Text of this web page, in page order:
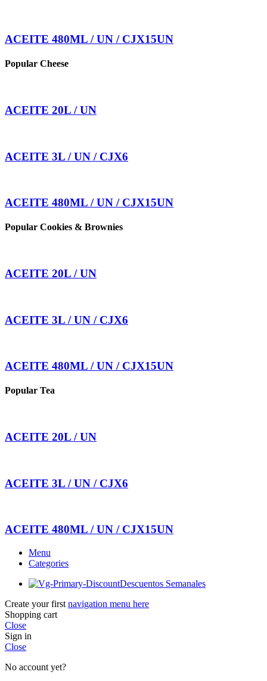
ACEITE 480ML / UN / CJX15UN
Popular Cheese
ACEITE 20L / UN
ACEITE 3L / UN / CJX6
ACEITE 480ML / UN / CJX15UN
Popular Cookies & Brownies
ACEITE 20L / UN
ACEITE 3L / UN / CJX6
ACEITE 480ML / UN / CJX15UN
Popular Tea
ACEITE 20L / UN
ACEITE 3L / UN / CJX6
ACEITE 480ML / UN / CJX15UN
Menu
Categories
Descuentos Semanales
Create your first navigation menu here
Shopping cart
Close
Sign in
Close
No account yet?